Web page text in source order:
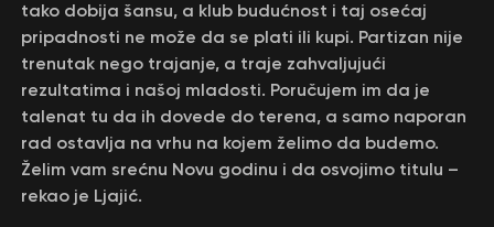
tako dobija šansu, a klub budućnost i taj osećaj
pripadnosti ne može da se plati ili kupi. Partizan nije
trenutak nego trajanje, a traje zahvaljujući
rezultatima i našoj mladosti. Poručujem im da je
talenat tu da ih dovede do terena, a samo naporan
rad ostavlja na vrhu na kojem želimo da budemo.
Želim vam srećnu Novu godinu i da osvojimo titulu –
rekao je Ljajić.